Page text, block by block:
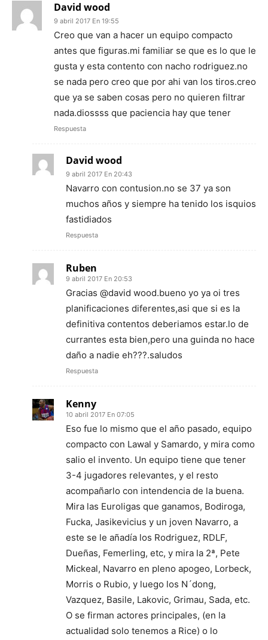
David wood
9 abril 2017 En 19:55
Creo que van a hacer un equipo compacto
antes que figuras.mi familiar se que es lo que le
gusta y esta contento con nacho rodriguez.no
se nada pero creo que por ahi van los tiros.creo
que ya se saben cosas pero no quieren filtrar
nada.diossss que paciencia hay que tener
Respuesta
David wood
9 abril 2017 En 20:43
Navarro con contusion.no se 37 ya son
muchos años y siempre ha tenido los isquios
fastidiados
Respuesta
Ruben
9 abril 2017 En 20:53
Gracias @david wood.bueno yo ya oi tres
planificaciones diferentes,asi que si es la
definitiva contentos deberiamos estar.lo de
currantes esta bien,pero una guinda no hace
daño a nadie eh???.saludos
Respuesta
Kenny
10 abril 2017 En 07:05
Eso fue lo mismo que el año pasado, equipo
compacto con Lawal y Samardo, y mira como
salio el invento. Un equipo tiene que tener
3-4 jugadores relevantes, y el resto
acompañarlo con intendencia de la buena.
Mira las Euroligas que ganamos, Bodiroga,
Fucka, Jasikevicius y un joven Navarro, a
este se le añadía los Rodriguez, RDLF,
Dueñas, Femerling, etc, y mira la 2ª, Pete
Mickeal, Navarro en pleno apogeo, Lorbeck,
Morris o Rubio, y luego los N´dong,
Vazquez, Basile, Lakovic, Grimau, Sada, etc.
O se firman actores principales, (en la
actualidad solo tenemos a Rice) o lo